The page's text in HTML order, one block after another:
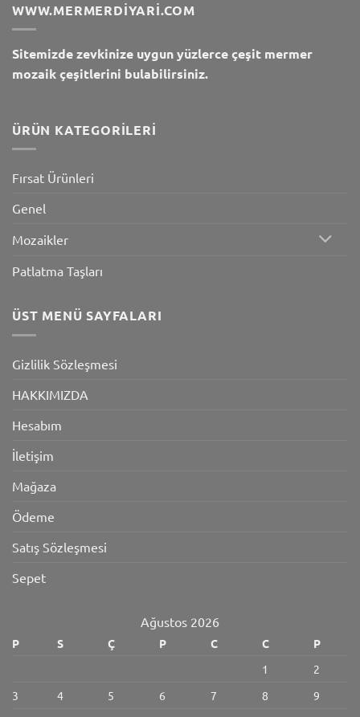
WWW.MERMERDIYARI.COM
Sitemizde zevkinize uygun yüzlerce çeşit mermer
mozaik çeşitlerini bulabilirsiniz.
ÜRÜN KATEGORILERI
Fırsat Ürünleri
Genel
Mozaikler
Patlatma Taşları
ÜST MENÜ SAYFALARI
Gizlilik Sözleşmesi
HAKKIMIZDA
Hesabım
İletişim
Mağaza
Ödeme
Satış Sözleşmesi
Sepet
Ağustos 2026
P S Ç P C C
P
1
2
3
4 5 6 7 8
9